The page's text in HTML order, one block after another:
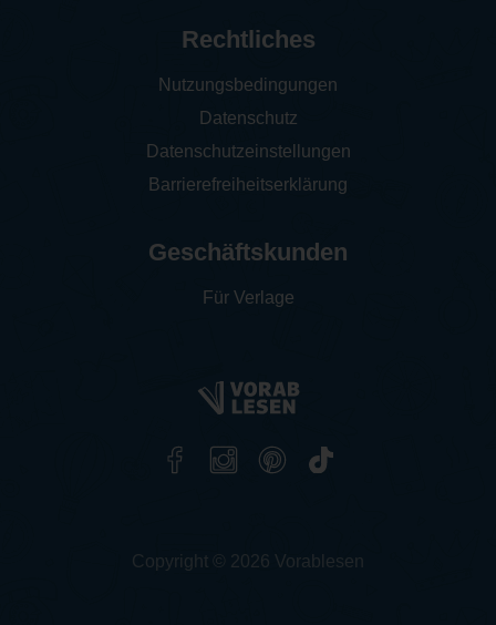
Rechtliches
Nutzungsbedingungen
Datenschutz
Datenschutzeinstellungen
Barrierefreiheitserklärung
Geschäftskunden
Für Verlage
Copyright © 2026 Vorablesen